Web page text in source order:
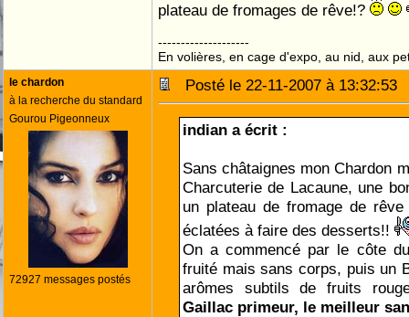
plateau de fromages de rêve!?
--------------------
En volières, en cage d'expo, au nid, aux
le chardon
à la recherche du standard
Gourou Pigeonneux
72927 messages postés
Posté le 22-11-2007 à
indian a écrit :
Sans châtaignes mon Chardon
Charcuterie de Lacaune, une
un plateau de fromage de
éclatées à faire des desserts!!
On a commencé par le côte
fruité mais sans corps, puis un
arômes subtils de fruits
Gaillac primeur, le meilleur